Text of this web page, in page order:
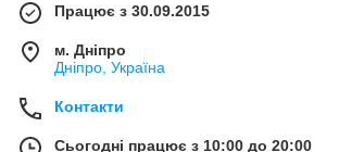
Працює з 30.09.2015
м. Дніпро
Дніпро, Україна
Контакти
Сьогодні працює з 10:00 до 20:00